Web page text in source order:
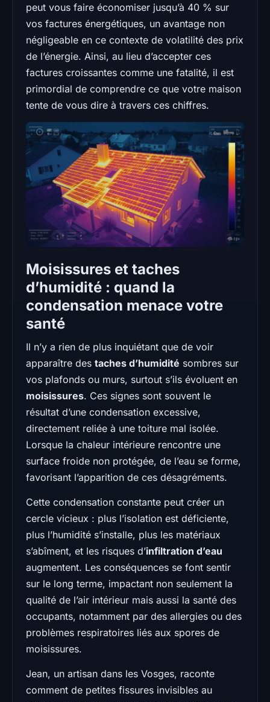
peut vous faire économiser jusqu’à 40 % sur
vos factures énergétiques, un avantage non
négligeable en ce contexte de volatilité des prix
de l’énergie. Ainsi, au lieu d’accepter ces
factures croissantes comme une fatalité, il est
primordial de comprendre ce que votre maison
tente de vous dire à travers ces chiffres.
Moisissures et taches
d’humidité : quand la
condensation menace votre
santé
Il n’y a rien de plus inquiétant que de voir
apparaître des taches d’humidité sombres sur
vos plafonds ou murs, surtout s’ils évoluent en
moisissures. Ces signes sont souvent le
résultat d’une condensation excessive,
directement reliée à une toiture mal isolée.
Lorsque la chaleur intérieure rencontre une
surface froide non protégée, de l’eau se forme,
favorisant l’apparition de ces désagréments.
Cette condensation constante peut créer un
cercle vicieux : plus l’isolation est déficiente,
plus l’humidité s’installe, plus les matériaux
s’abîment, et les risques d’infiltration d’eau
augmentent. Les conséquences se font sentir
sur le long terme, impactant non seulement la
qualité de l’air intérieur mais aussi la santé des
occupants, notamment par des allergies ou des
problèmes respiratoires liés aux spores de
moisissures.
Jean, un artisan dans les Vosges, raconte
comment de petites fissures invisibles au